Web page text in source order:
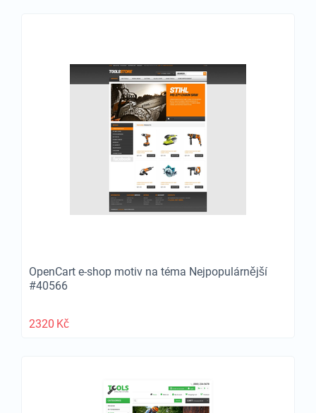
OpenCart e-shop motiv na téma Nejpopulárnější
#40566
2320 Kč